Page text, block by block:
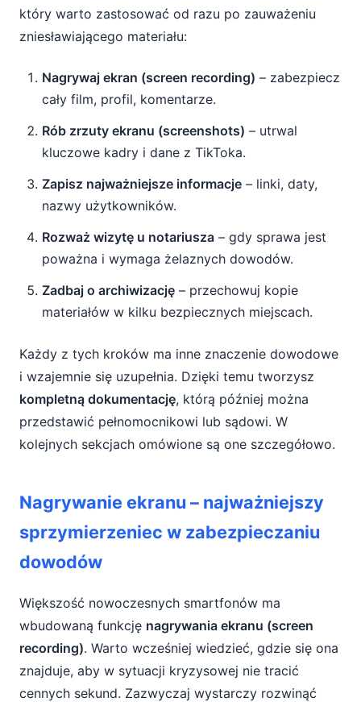
który warto zastosować od razu po zauważeniu
zniesławiającego materiału:
Nagrywaj ekran (screen recording) – zabezpiecz
cały film, profil, komentarze.
Rób zrzuty ekranu (screenshots) – utrwal
kluczowe kadry i dane z TikToka.
Zapisz najważniejsze informacje – linki, daty,
nazwy użytkowników.
Rozważ wizytę u notariusza – gdy sprawa jest
poważna i wymaga żelaznych dowodów.
Zadbaj o archiwizację – przechowuj kopie
materiałów w kilku bezpiecznych miejscach.
Każdy z tych kroków ma inne znaczenie dowodowe
i wzajemnie się uzupełnia. Dzięki temu tworzysz
kompletną dokumentację, którą później można
przedstawić pełnomocnikowi lub sądowi. W
kolejnych sekcjach omówione są one szczegółowo.
Nagrywanie ekranu – najważniejszy
sprzymierzeniec w zabezpieczaniu
dowodów
Większość nowoczesnych smartfonów ma
wbudowaną funkcję nagrywania ekranu (screen
recording). Warto wcześniej wiedzieć, gdzie się ona
znajduje, aby w sytuacji kryzysowej nie tracić
cennych sekund. Zazwyczaj wystarczy rozwinąć